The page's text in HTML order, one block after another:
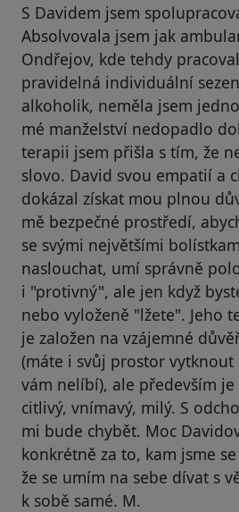
S Davidem jsem
Absolvovala jsem jak
Ondřejov, kde tehdy
pravidelná individuální
alkoholik, neměla jsem
mé manželství nedopadlo
terapii jsem přišla s tím, že
slovo. David svou empatií a
dokázal získat mou plnou
mě bezpečné prostředí,
se svými největšími
naslouchat, umí správně
i "protivný", ale jen když
nebo vyloženě "lžete". Jeho
je založen na vzájemné
(máte i svůj prostor vytknout
vám nelíbí), ale především
citlivý, vnímavý, milý. S
mi bude chybět. Moc
konkrétně za to, kam jsme
že se umím na sebe dívat s
k sobě samé. M.